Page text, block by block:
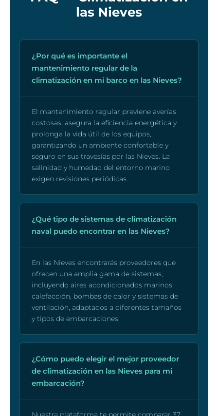
las Nieves
¿Por qué es importante el
mantenimiento regular de la
climatización en mi barco en las Nieves?
El mantenimiento regular previene averías
costosas, asegura la eficiencia energética y
prolonga la vida útil de los equipos,
garantizando un ambiente confortable y
seguro en sus travesías por las Nieves. La
salinidad y humedad del entorno marino
exigen revisiones periódicas.
¿Qué tipo de sistemas de climatización
naval puedo encontrar en las Nieves?
En las Nieves encontrarás proveedores que
ofrecen una amplia gama de sistemas,
incluyendo aires acondicionados marinos,
calefacción, bombas de calor y sistemas de
ventilación, adaptados a diferentes tamaños
y tipos de embarcaciones.
¿Cómo puedo elegir el mejor proveedor
de climatización en las Nieves para mi
embarcación?